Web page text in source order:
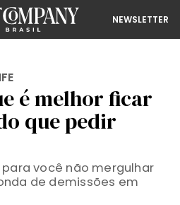
NEWSLETTER
é melhor ficar
que pedir
você não mergulhar
de demissões em